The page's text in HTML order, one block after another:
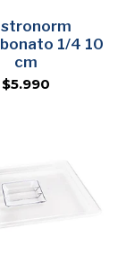
1/4 10
cm
$5.990